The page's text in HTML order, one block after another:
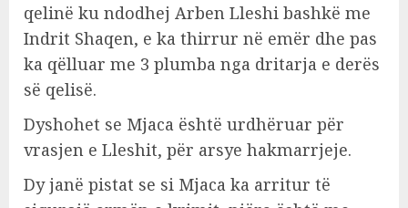
qelinë ku ndodhej Arben Lleshi bashkë me
Indrit Shaqen, e ka thirrur në emër dhe pas
ka qëlluar me 3 plumba nga dritarja e derës
së qelisë.
Dyshohet se Mjaca është urdhëruar për
vrasjen e Lleshit, për arsye hakmarrjeje.
Dy janë pistat se si Mjaca ka arritur të